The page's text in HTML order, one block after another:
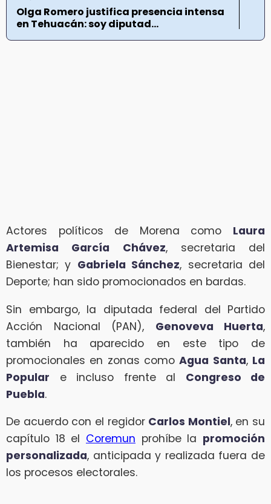
Olga Romero justifica presencia intensa
en Tehuacán: soy diputad...
Actores políticos de Morena como Laura
Artemisa García Chávez, secretaria del
Bienestar; y Gabriela Sánchez, secretaria del
Deporte; han sido promocionados en bardas.
Sin embargo, la diputada federal del Partido
Acción Nacional (PAN), Genoveva Huerta,
también ha aparecido en este tipo de
promocionales en zonas comoAgua Santa, La
Popular e incluso frente al Congreso de
Puebla.
De acuerdo con el regidor Carlos Montiel, en su
capítulo 18 el Coremun prohíbe la promoción
personalizada, anticipada y realizada fuera de
los procesos electorales.